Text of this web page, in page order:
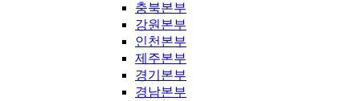
충북본부
강원본부
인천본부
제주본부
경기본부
경남본부